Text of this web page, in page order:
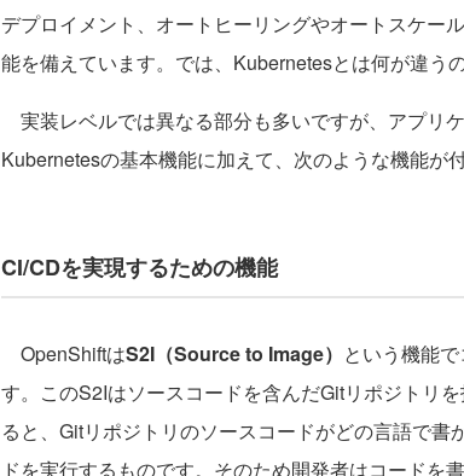
デプロイメント、オートヒーリングやオートスケー
能を備えています。では、Kubernetesとは何が違う
実装レベルでは異なる部分も多いですが、アプリ
Kubernetesの基本機能に加えて、次のような機能が
CI/CDを実現するための機能
OpenShiftはS2I（Source to Image） という機能
す。このS2Iはソースコードを含んだGitリポジトリ
ると、Gitリポジトリのソースコードがどの言語で
ドを実行するものです。そのため開発者はコードを